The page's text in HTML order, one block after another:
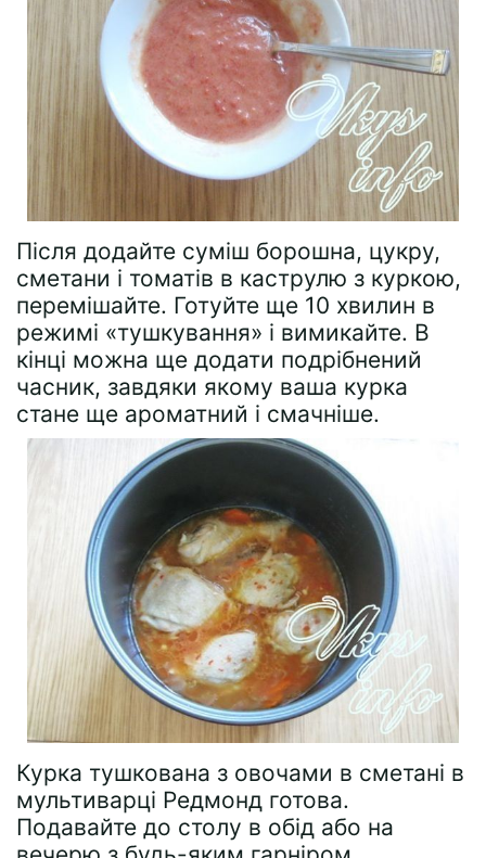
Після додайте суміш борошна, цукру,
сметани і томатів в каструлю з куркою,
перемішайте. Готуйте ще 10 хвилин в
режимі «тушкування» і вимикайте. В
кінці можна ще додати подрібнений
часник, завдяки якому ваша курка
стане ще ароматний і смачніше.
Курка тушкована з овочами в сметані в
мультиварці Редмонд готова.
Подавайте до столу в обід або на